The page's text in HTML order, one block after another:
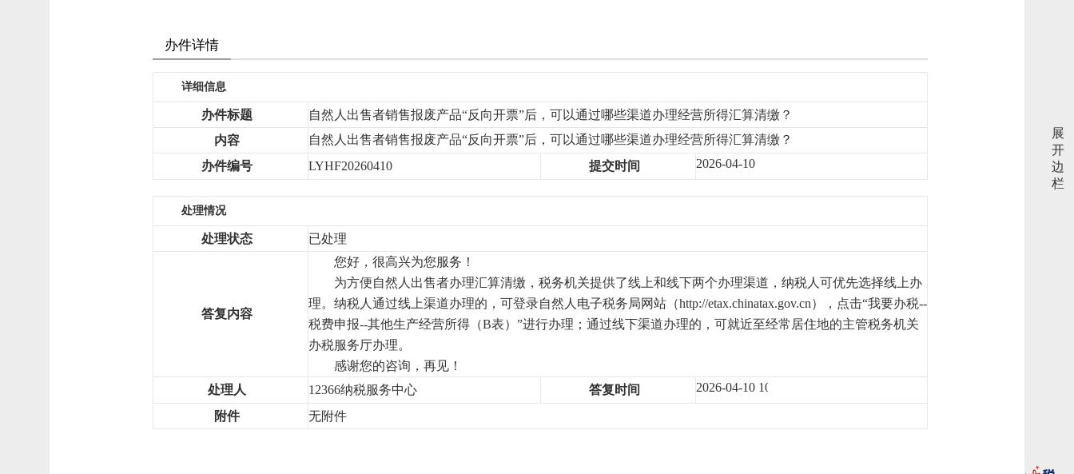
办件详情
详细信息
办件标题
自然人出售者销售报废产品“反向开票”后，可以通过哪些渠道办理经营所得汇算清缴？
内容
自然人出售者销售报废产品“反向开票”后，可以通过哪些渠道办理经营所得汇算清缴？
办件编号
LYHF20260410 提交时间 2026-04-10
处理情况
处理状态 已处理
答复内容
您好，很高兴为您服务！
为方便自然人出售者办理汇算清缴，税务机关提供了线上和线下两个办理渠道，纳税人可优先选择线上办
理。纳税人通过线上渠道办理的，可登录自然人电子税务局网站 （http://etax.chinatax.gov.cn）
，点击“我要办税--
税费申报--其他生产经营所得（B表） ”进行办理；通过线下渠道办理的，可就近至经常居住地的主管税务机关
办税服务厅办理。
感谢您的咨询，再见！
处理人
12366纳税服务中心 答复时间 2026-04-10 10:47:55
附件 无附件
展
开
边
栏